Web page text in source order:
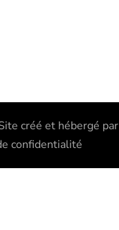
créé et hébergé par
confidentialité